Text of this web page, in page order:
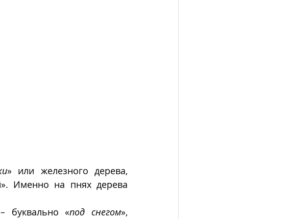
» или железного дерева,
буквально «под снегом»,